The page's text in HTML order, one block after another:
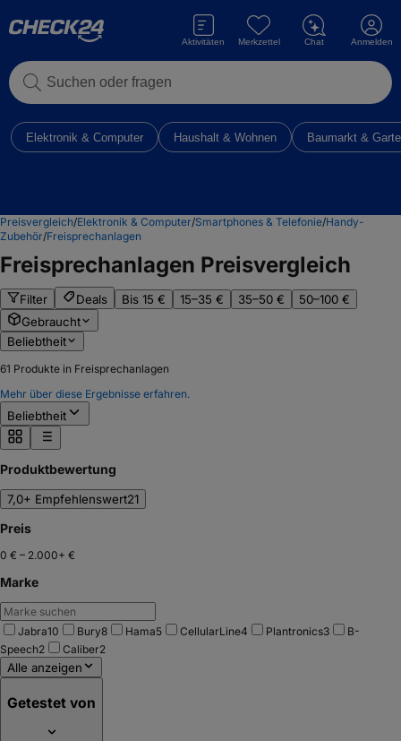
Suchen oder fragen
Aktivitäten Merkzettel Chat Anmelden
Elektronik & Computer Haushalt & Wohnen Baumarkt &
Preisvergleich/Elektronik & Computer/Smartphones & Telefonie/Handy-
Zubehör/Freisprechanlagen
Freisprechanlagen Preisvergleich
Filter Deals Bis 15 € 15–35 € 35–50 €
50–100 €
Gebraucht
Beliebtheit
61 Produkte in Freisprechanlagen
Mehr über diese Ergebnisse erfahren.
Beliebtheit
Produktbewertung
7,0+ Empfehlenswert21
Preis
0 € – 2.000+ €
Marke
Jabra10 Bury8 Hama5 CellularLine4 Plantronics3
B-
Speech2 Caliber2
Alle anzeigen
Getestet von